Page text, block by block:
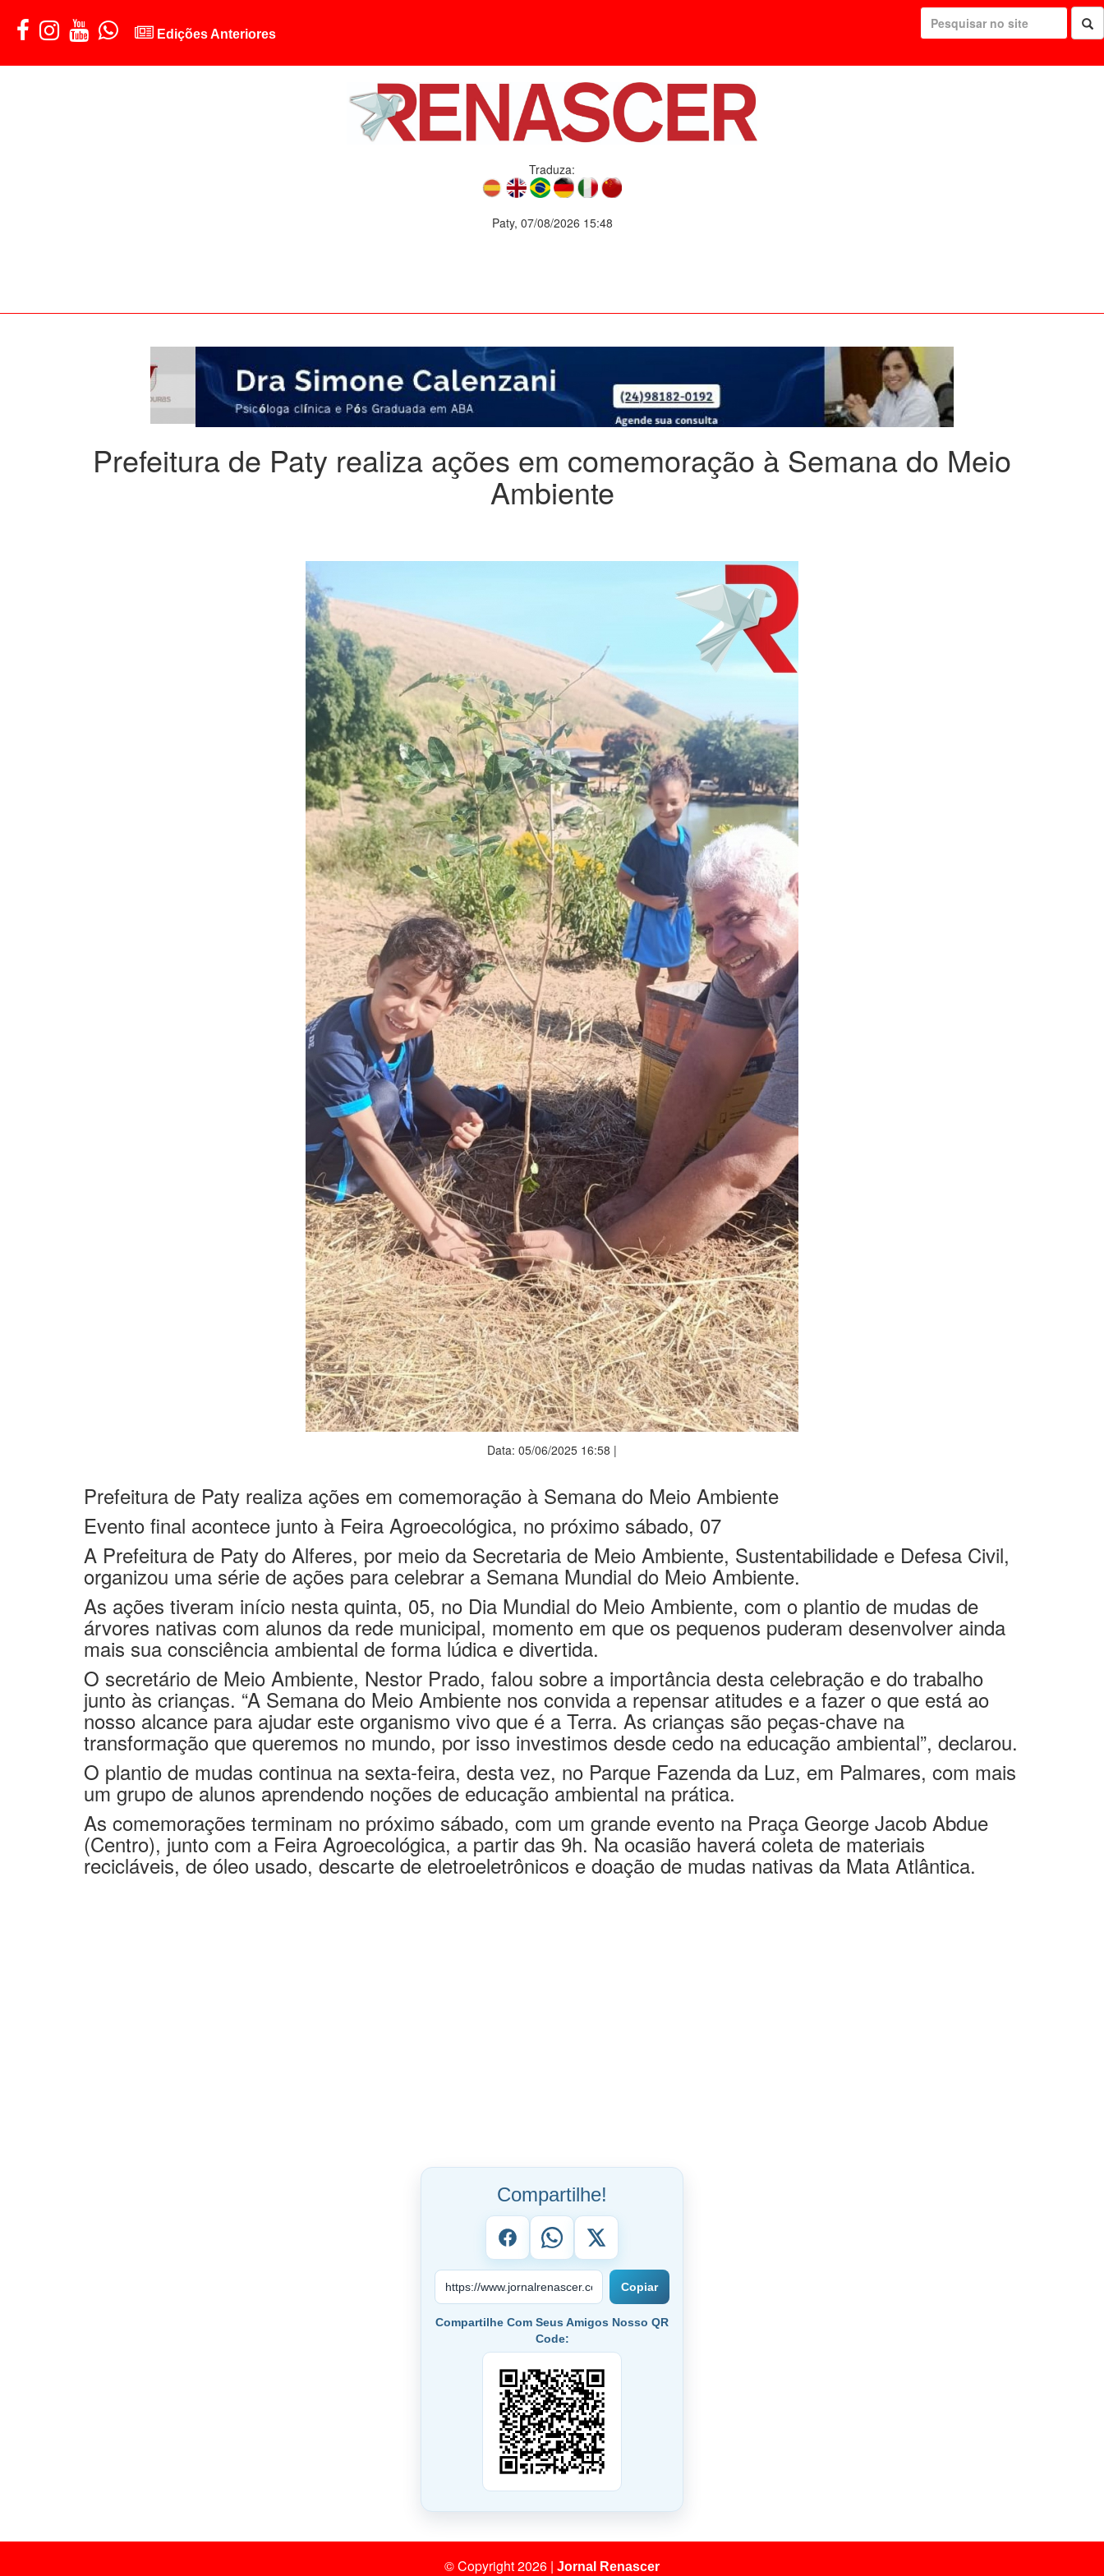
Edições Anteriores
Traduza:
Paty, 07/08/2026 15:48
Prefeitura de Paty realiza ações em comemoração à Semana do Meio
Ambiente
Prefeitura de Paty realiza ações em comemoração à Semana do Meio Ambiente
Evento final acontece junto à Feira Agroe cológica, no próximo sábado,07
A Prefeitura de Paty do Alferes, por meio da Secretaria de Meio Ambiente, Sustentabilidade e Defesa Civil,
organizou uma série de ações para celebrar a Semana Mundial do Meio Ambiente.
As ações tiveram início nesta quinta, 05, no Dia Mundial do Meio Ambiente, com o plantio de mudas de
árvores nativas com alunos da rede municipal, momento em que os pequenos puderam desenvolver ainda
mais sua consciência ambiental de forma lúdica e divertida.
O secretário de Meio Ambiente, Nestor Prado, falou sobre a importância desta celebraçãoe do trabalho
junto às crianças. “A Semana do Meio Ambiente nos convida a repensar atitudes e a fazer o que está ao
nosso alcance para ajudar este organismo vivo que é a Terra.As crianças são peças-chave na
transformação que queremos no mundo, por isso investimos desde cedo na educação ambiental , declarou.
O plantio de mudas continua na sexta-feira, desta vez, no Parque Fazenda da Luz, em Palmares, com mais
um grupo de alunos aprendendo noções de educação ambiental na prática.
As comemorações terminam nopróximosábado, com um grandeevento na Praça George Jacob
(Centro), junto com a Feira Agroecológica, a partir das 9h. Na ocasião haverá coleta de materiais
óleo usado, descarte de eletroeletrônicos e doação de mudas nativas da Mata Atlântica.
Compartilhe!
Compartilhe Com Seus Amigos Nosso QR